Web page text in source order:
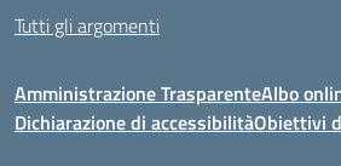
Tutti gli argomenti
Amministrazione TrasparenteAlbo
Dichiarazione di accessibilitàObiettivi